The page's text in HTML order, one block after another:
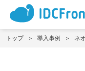
トップ 導入事例 ネ